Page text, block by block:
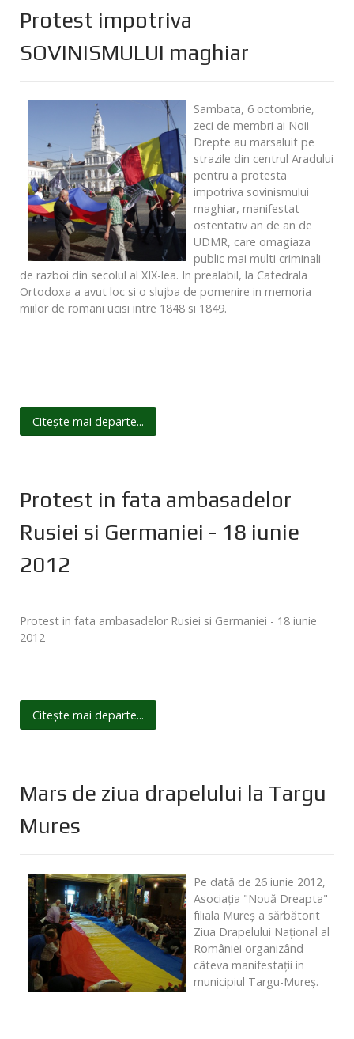
Protest impotriva
SOVINISMULUI maghiar
Sambata, 6 octombrie,
zeci de membri ai Noii
Drepte au marsaluit pe
strazile din centrul Aradului
pentru a protesta
impotriva sovinismului
maghiar, manifestat
ostentativ an de an de
UDMR, care omagiaza
public mai multi criminali
de razboi din secolul al XIX-lea. In prealabil, la Catedrala
Ortodoxa a avut loc si o slujba de pomenire in memoria
miilor de romani ucisi intre 1848 si 1849.
Citește mai departe...
Protest in fata ambasadelor
Rusiei si Germaniei - 18 iunie
2012
Protest in fata ambasadelor Rusiei si Germaniei - 18 iunie
2012
Citește mai departe...
Mars de ziua drapelului la Targu
Mures
Pe dată de 26 iunie 2012,
Asociaţia "Nouă Dreapta"
filiala Mureş a sărbătorit
Ziua Drapelului Naţional al
României organizând
câteva manifestaţii in
municipiul Targu-Mureş.